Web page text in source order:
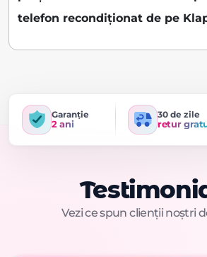
telefon recondiționat de pe
Garanție
2 ani
30 de zile
retur
Vezi ce spun clienții noștri